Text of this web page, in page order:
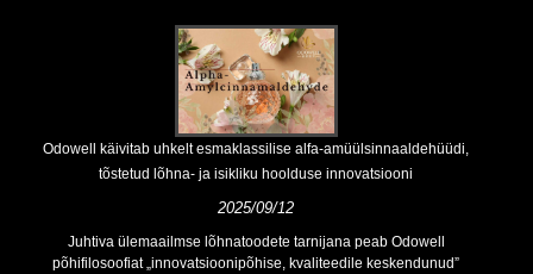
Odowell käivitab uhkelt esmaklassilise alfa-amüülsinnaaldehüüdi,
tõstetud lõhna- ja isikliku hoolduse innovatsiooni
2025/09/12
Juhtiva ülemaailmse lõhnatoodete tarnijana peab Odowell
põhifilosoofiat „innovatsioonipõhise, kvaliteedile keskendunud”